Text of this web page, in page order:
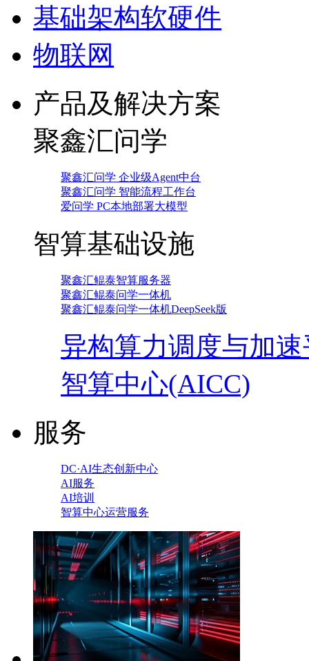
基础架构软硬件
物联网
产品及解决方案
聚鑫汇问学
聚鑫汇问学 企业级Agent中台
聚鑫汇问学 智能流程工作台
爱问学 PC本地部署大模型
智算基础设施
聚鑫汇鲲泰智算服务器
聚鑫汇鲲泰问学一体机
聚鑫汇鲲泰问学一体机DeepSeek版
异构算力调度与加
智算中心(AICC)
服务
DC·AI生态创新中心
AI服务
AI培训
智算中心运营服务